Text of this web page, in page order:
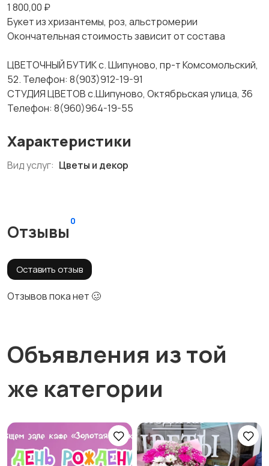
1 800,00 ₽
Букет из хризантемы, роз, альстромерии
Окончательная стоимость зависит от состава
ЦВЕТОЧНЫЙ БУТИК с. Шипуново, пр-т Комсомольский,
52. Телефон: 8(903)912-19-91
СТУДИЯ ЦВЕТОВ с.Шипуново, Октябрьская улица, 36
Телефон: 8(960)964-19-55
Характеристики
Вид услуг: Цветы и декор
Отзывы
0
Оставить отзыв
Отзывов пока нет 🥴
Объявления из той
же категории